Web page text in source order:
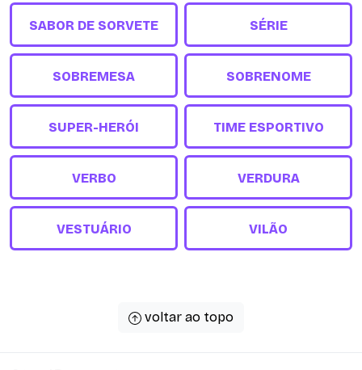
SABOR DE SORVETE SÉRIE
SOBREMESA SOBRENOME
SUPER-HERÓI TIME ESPORTIVO
VERBO VERDURA
VESTUÁRIO VILÃO
voltar ao topo